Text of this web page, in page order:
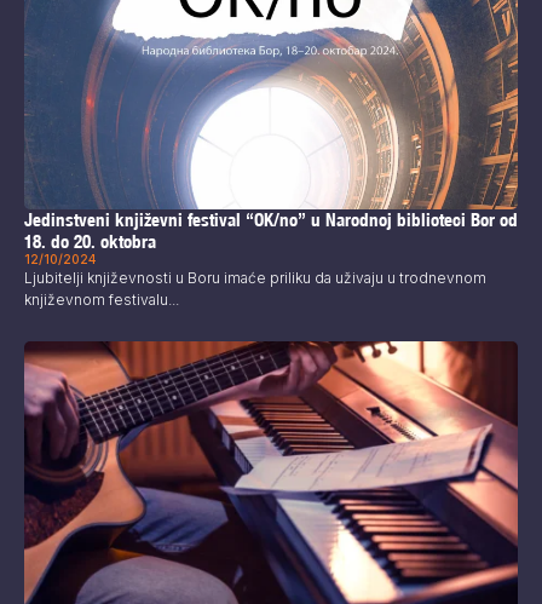
Jedinstveni književni festival “OK/no” u Narodnoj biblioteci Bor od
18. do 20. oktobra
12/10/2024
Ljubitelji književnosti u Boru imaće priliku da uživaju u trodnevnom
književnom festivalu...